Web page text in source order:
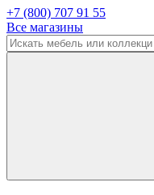
+7 (800) 707 91 55
Все магазины